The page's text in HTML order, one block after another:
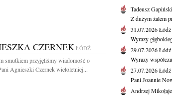
CZERNEK ŁÓDŹ
smutkiem przyjęliśmy wiadomość o
Agnieszki Czernek wieloletniej...
Tadeusz Gapiński
Z dużym żalem
31.07.2026Łódź
Wyrazy
29.07.2026Łódź
Wyrazy
27.07.2026Łódź
Pani Joannie
Andrzej